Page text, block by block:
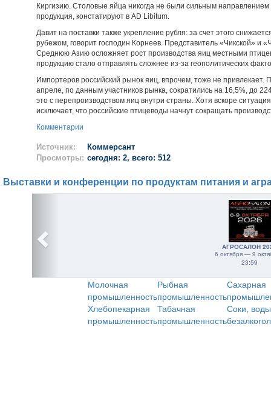
Киргизию. Столовые яйца никогда не были сильным направлением
продукция, констатируют в AD Libitum.
Давит на поставки также укрепление рубля: за счет этого
рубежом, говорит господин Корнеев. Представитель «Чикской» и
Среднюю Азию осложняет рост производства яиц местными
продукцию стало отправлять сложнее из-за геополитических
Импортеров российский рынок яиц, впрочем, тоже не привлекает.
апреле, по данным участников рынка, сократились на 16,5%, до
это с перепроизводством яиц внутри страны. Хотя вскоре
исключает, что российские птицеводы начнут сокращать
Комментарии
Источник:
Коммерсант
Просмотры: сегодня: 2, всего: 512
Выставки и конференции по продуктам питания и
АГРОСАЛОН
6 октября — 9
23:59
Молочная
промышленность
Рыбная
промышленность
Сахарная
Хлебопекарная
промышленность
Табачная
промышленность
Соки,